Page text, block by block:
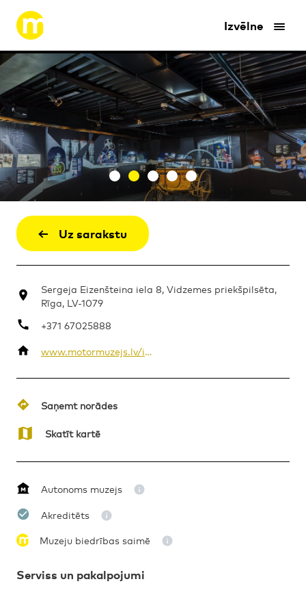
Izvēlne
Uz sarakstu
Sergeja Eizenšteina iela 8, Vidzemes priekšpilsēta,
Rīga, LV-1079
+371 67025888
www.motormuzejs.lv/index.php/en/
Saņemt norādes
Skatīt kartē
Autonoms muzejs
Akreditēts
Muzeju biedrības saimē
Serviss un pakalpojumi